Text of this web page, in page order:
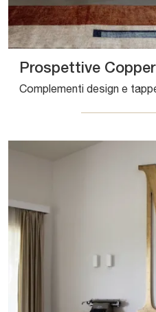
Prospettive Copper